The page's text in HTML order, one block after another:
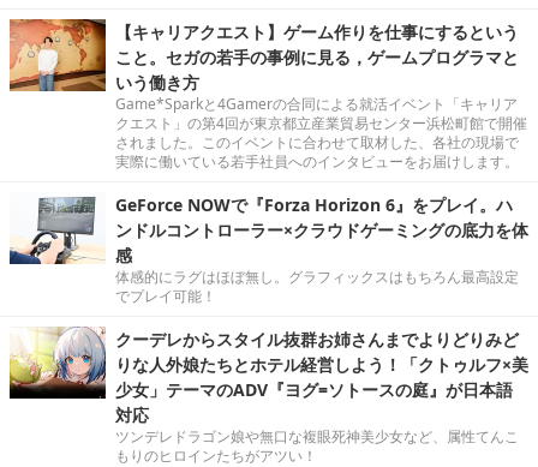
【キャリアクエスト】ゲーム作りを仕事にするという
こと。セガの若手の事例に見る，ゲームプログラマと
いう働き方
Game*Sparkと4Gamerの合同による就活イベント「キャリア
クエスト」の第4回が東京都立産業貿易センター浜松町館で開催
されました。このイベントに合わせて取材した、各社の現場で
実際に働いている若手社員へのインタビューをお届けします。
GeForce NOWで『Forza Horizon 6』をプレイ。ハ
ンドルコントローラー×クラウドゲーミングの底力を体
感
体感的にラグはほぼ無し。グラフィックスはもちろん最高設定
でプレイ可能！
クーデレからスタイル抜群お姉さんまでよりどりみど
りな人外娘たちとホテル経営しよう！「クトゥルフ×美
少女」テーマのADV『ヨグ=ソトースの庭』が日本語
対応
ツンデレドラゴン娘や無口な複眼死神美少女など、属性てんこ
もりのヒロインたちがアツい！